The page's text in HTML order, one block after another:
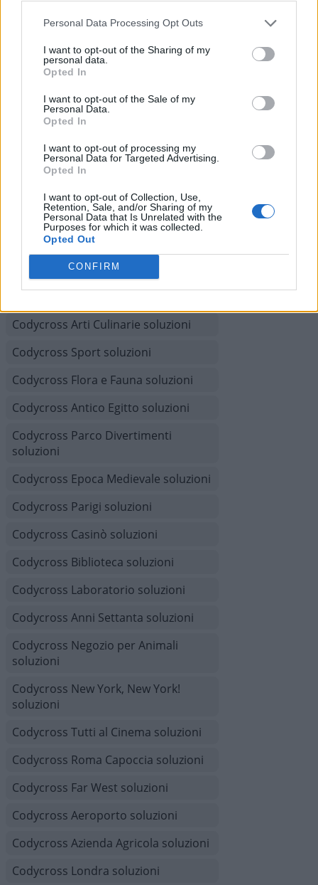
Personal Data Processing Opt Outs
I want to opt-out of the Sharing of my
personal data.
Opted In
I want to opt-out of the Sale of my
Personal Data.
Opted In
I want to opt-out of processing my
Personal Data for Targeted Advertising.
Opted In
I want to opt-out of Collection, Use,
Retention, Sale, and/or Sharing of my
Personal Data that Is Unrelated with the
Purposes for which it was collected.
Opted Out
CONFIRM
Ricerca
MONDI
Codycross Pianeta Terra soluzioni
Codycross In fondo al mar soluzioni
Codycross Le Quattro Stagioni
soluzioni
Codycross Circo soluzioni
Codycross Mezzi di Trasporto
Codycross Arti Culinarie soluzioni
Codycross Sport soluzioni
Codycross Flora e Fauna soluzioni
Codycross Antico Egitto soluzioni
Codycross Parco Divertimenti
soluzioni
Codycross Epoca Medievale soluzioni
Codycross Parigi soluzioni
Codycross Casinò soluzioni
Codycross Biblioteca soluzioni
Codycross Laboratorio soluzioni
Codycross Anni Settanta soluzioni
Codycross Negozio per Animali
soluzioni
Codycross New York, New York!
soluzioni
Codycross Tutti al Cinema soluzioni
Codycross Roma Capoccia soluzioni
Codycross Far West soluzioni
Codycross Aeroporto soluzioni
Codycross Azienda Agricola soluzioni
Codycross Londra soluzioni